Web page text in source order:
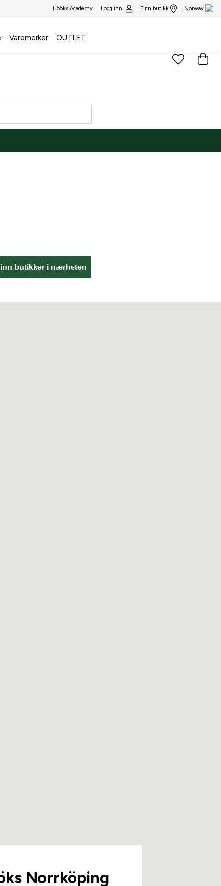
Hööks Academy Logg inn Finn butikk Norway
Varemerker OUTLET
butikker i nærheten
Norrköping